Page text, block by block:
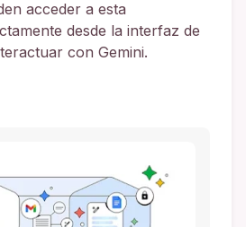
acceder a esta
desde la interfaz de
con Gemini.